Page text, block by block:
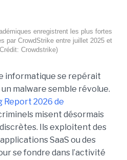
enregistrent les plus fortes
par CrowdStrike entre juillet 2025 et
Crowdstrike)
informatique se repérait
malware semble révolue.
Report 2026 de
misent désormais
Ils exploitent des
SaaS ou des
se fondre dans l’activité